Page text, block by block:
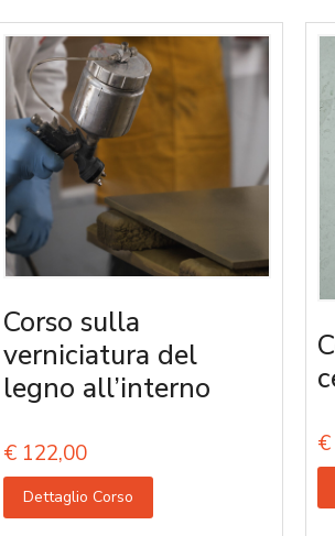
Corso sulla
verniciatura del
legno all’interno
€ 122,00
Dettaglio Corso
€